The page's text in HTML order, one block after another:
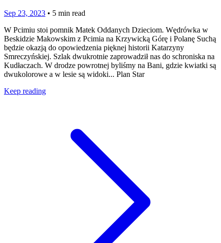
Sep 23, 2023 • 5 min read
W Pcimiu stoi pomnik Matek Oddanych Dzieciom. Wędrówka w
Beskidzie Makowskim z Pcimia na Krzywicką Górę i Polanę Suchą
będzie okazją do opowiedzenia pięknej historii Katarzyny
Smreczyńskiej. Szlak dwukrotnie zaprowadził nas do schroniska na
Kudłaczach. W drodze powrotnej byliśmy na Bani, gdzie kwiatki są
dwukolorowe a w lesie są widoki... Plan Star
Keep reading